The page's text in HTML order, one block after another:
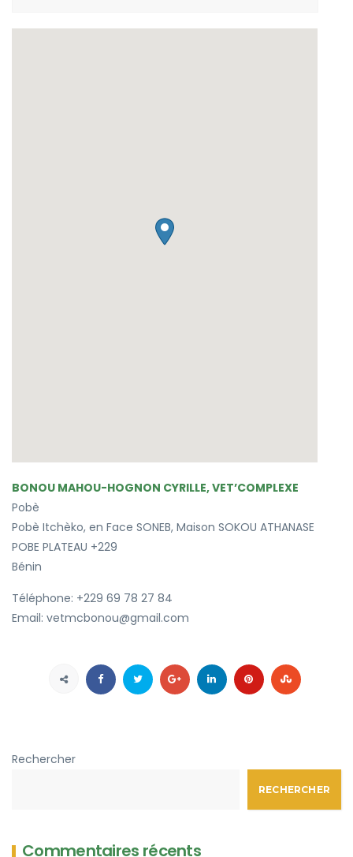
BONOU MAHOU-HOGNON CYRILLE, VET’COMPLEXE
Pobè
Pobè Itchèko, en Face SONEB, Maison SOKOU ATHANASE
POBE PLATEAU +229
Bénin
Téléphone: +229 69 78 27 84
Email: vetmcbonou@gmail.com
Rechercher
RECHERCHER
Commentaires récents